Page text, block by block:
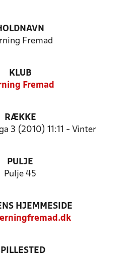
Fremad
KLUB
Fremad
RÆKKE
3 (2010) 11:11 - Vinter
PULJE
Pulje 45
HJEMMESIDE